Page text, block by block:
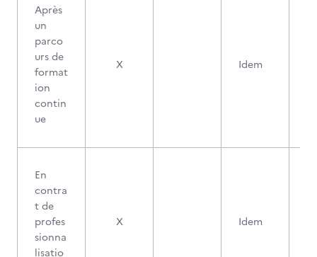
Après
un
parco
urs de
format
ion
contin
ue
X Idem
En
contra
t de
profes
sionna
lisatio
X Idem